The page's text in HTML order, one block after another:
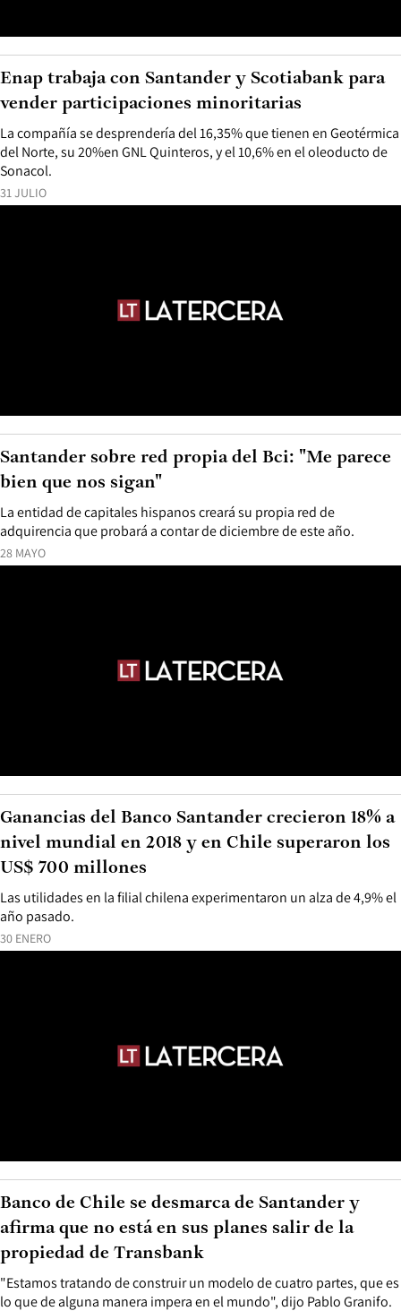
31 JULIO
La compañía se desprendería del 16,35% que tienen en Geotérmica
del Norte, su 20%en GNL Quinteros, y el 10,6% en el oleoducto de
Sonacol.
Enap trabaja con Santander y Scotiabank para
vender participaciones minoritarias
28 MAYO
La entidad de capitales hispanos creará su propia red de
adquirencia que probará a contar de diciembre de este año.
Santander sobre red propia del Bci: "Me parece
bien que nos sigan"
30 ENERO
Las utilidades en la filial chilena experimentaron un alza de 4,9% el
año pasado.
Ganancias del Banco Santander crecieron 18% a
nivel mundial en 2018 y en Chile superaron los
US$ 700 millones
"Estamos tratando de construir un modelo de cuatro partes, que es
lo que de alguna manera impera en el mundo", dijo Pablo Granifo.
Banco de Chile se desmarca de Santander y
afirma que no está en sus planes salir de la
propiedad de Transbank